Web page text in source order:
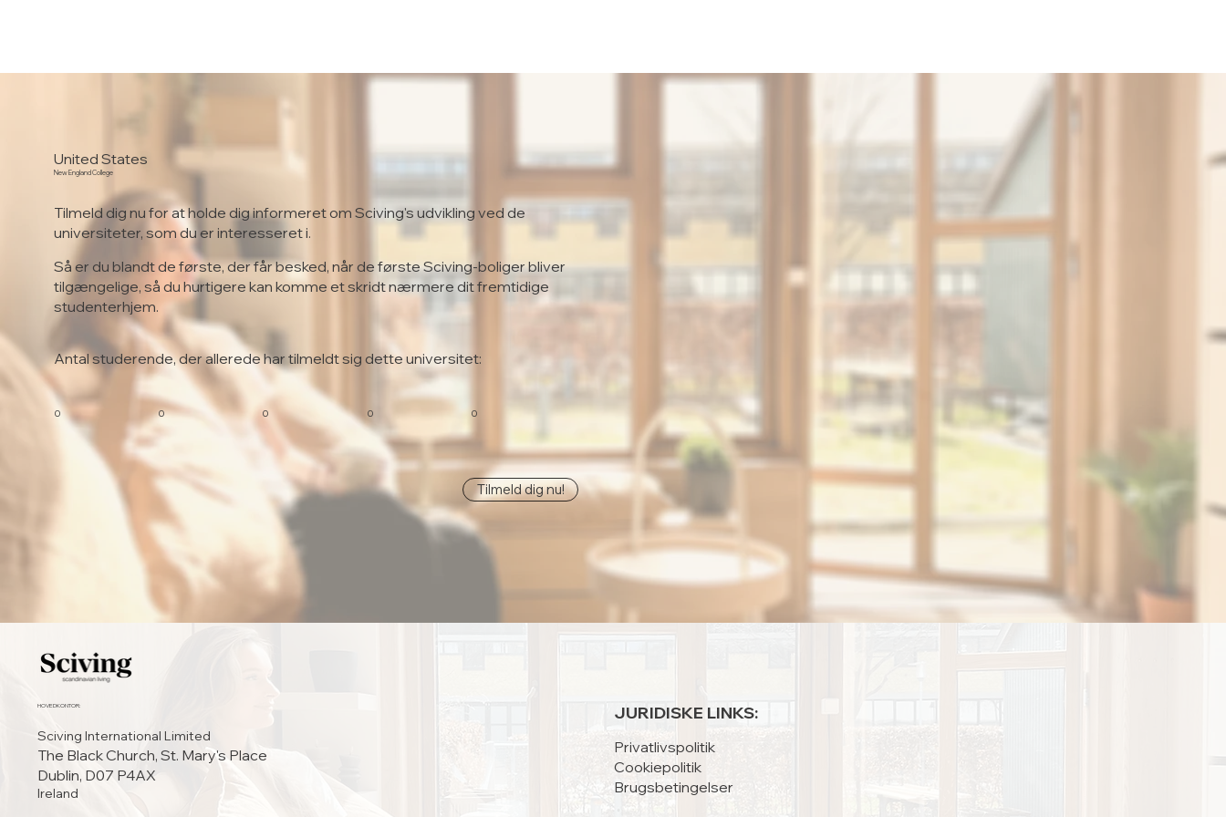
United States
New England College
Tilmeld dig nu for at holde dig informeret om Sciving's udvikling ved de
universiteter, som du er interesseret i.
Så er du blandt de første, der får besked, når de første Sciving-boliger bliver
tilgængelige, så du hurtigere kan komme et skridt nærmere dit fremtidige
studenterhjem.
Antal studerende, der allerede har tilmeldt sig dette universitet:
0
0
0
0
0
Tilmeld dig nu!
HOVEDKONTOR:
Sciving International Limited
The Black Church, St. Mary's Place
Dublin, D07 P4AX
Ireland
JURIDISKE LINKS:
Privatlivspolitik
Cookiepolitik
Brugsbetingelser